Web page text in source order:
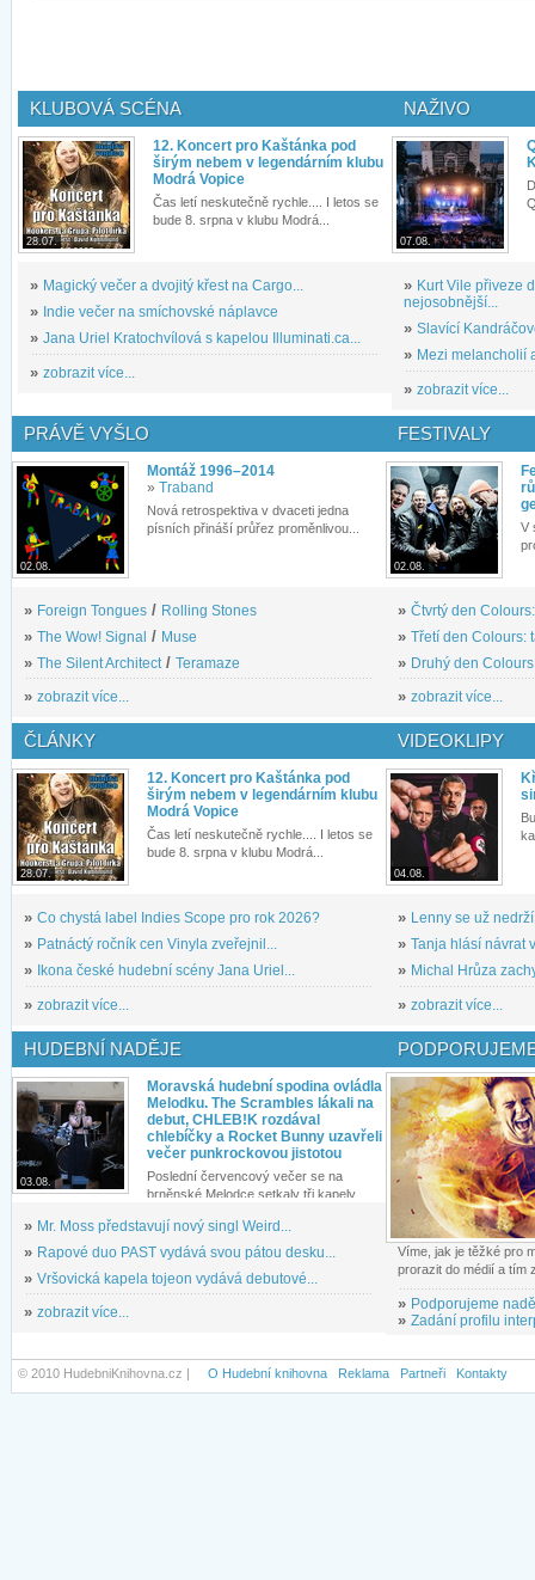
KLUBOVÁ SCÉNA
28.07.
12. Koncert pro Kaštánka pod
širým nebem v legendárním klubu
Modrá Vopice
Čas letí neskutečně rychle.... I letos se
bude 8. srpna v klubu Modrá...
» Magický večer a dvojitý křest na Cargo...
» Indie večer na smíchovské náplavce
» Jana Uriel Kratochvílová s kapelou Illuminati.ca...
» zobrazit více...
NAŽIVO
07.08.
» Kurt Vile přiveze
nejosobnější...
» Slavící
» Mezi melancholií
» zobrazit více...
PRÁVĚ VYŠLO
02.08.
Montáž 1996–2014
» Traband
Nová retrospektiva v dvaceti jedna
písních přináší průřez proměnlivou...
» Foreign Tongues / Rolling Stones
» The Wow! Signal / Muse
» The Silent Architect / Teramaze
» zobrazit více...
FESTIVALY
02.08.
V
» Čtvrtý den
» Třetí den Colours:
» Druhý den
» zobrazit více...
ČLÁNKY
28.07.
12. Koncert pro Kaštánka pod
širým nebem v legendárním klubu
Modrá Vopice
Čas letí neskutečně rychle.... I letos se
bude 8. srpna v klubu Modrá...
» Co chystá label Indies Scope pro rok 2026?
» Patnáctý ročník cen Vinyla zveřejnil...
»
Ikona české hudební scény Jana Uriel...
» zobrazit více...
VIDEOKLIPY
04.08.
» Lenny se už
» Tanja hlásí návrat
» Michal Hrůza
» zobrazit více...
HUDEBNÍ NADĚJE
03.08.
Moravská hudební spodina ovládla
Melodku. The Scrambles lákali na
debut, CHLEB!K rozdával
chlebíčky a Rocket Bunny uzavřeli
večer punkrockovou jistotou
Poslední červencový večer se na
brněnské Melodce setkaly tři kapely...
» Mr. Moss představují nový singl Weird...
» Rapové duo PAST vydává svou pátou desku...
» Vršovická kapela tojeon vydává debutové...
» zobrazit více...
Víme, jak je těžké pro
prorazit do médií a tím
» Podporujeme
» Zadání profilu
© 2010 HudebniKnihovna.cz | O Hudební knihovna Reklama Partneři Kontakty